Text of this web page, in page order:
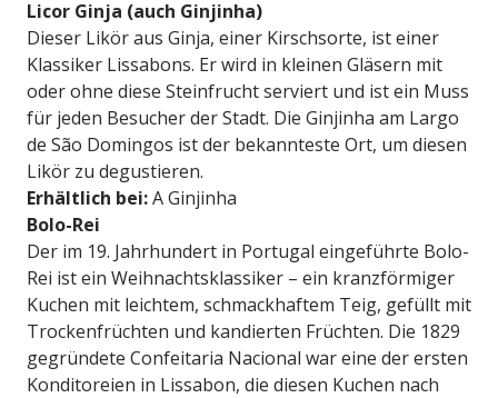
Licor Ginja (auch Ginjinha)
Dieser Likör aus Ginja, einer Kirschsorte, ist einer
Klassiker Lissabons. Er wird in kleinen Gläsern mit
oder ohne diese Steinfrucht serviert und ist ein Muss
für jeden Besucher der Stadt. Die Ginjinha am Largo
de São Domingos ist der bekannteste Ort, um diesen
Likör zu degustieren.
Erhältlich bei:A Ginjinha
Bolo-Rei
Der im 19. Jahrhundert in Portugal eingeführte Bolo-
Rei ist ein Weihnachtsklassiker – ein kranzförmiger
Kuchen mit leichtem, schmackhaftem Teig, gefüllt mit
Trockenfrüchten und kandierten Früchten. Die 1829
gegründete Confeitaria Nacional war eine der ersten
Konditoreien in Lissabon, die diesen Kuchen nach